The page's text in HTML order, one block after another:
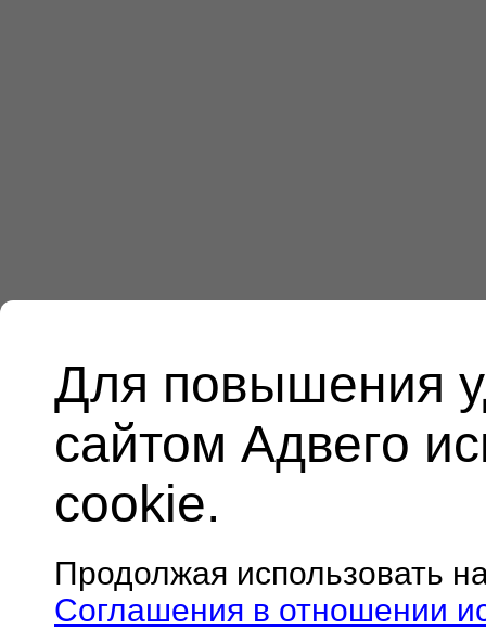
Для повышения
сайтом Адвего
cookie.
Продолжая использовать
Соглашения в отношении